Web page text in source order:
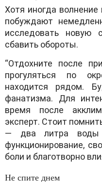
Хотя иногда волнение
побуждают
исследовать новую
сбавить обороты.
“Отдохните после
прогуляться по
находится рядом.
фанатизма. Для
время после
эксперт. Стоит
— два литра воды
функционирование,
боли и благотворно
Не спите днем